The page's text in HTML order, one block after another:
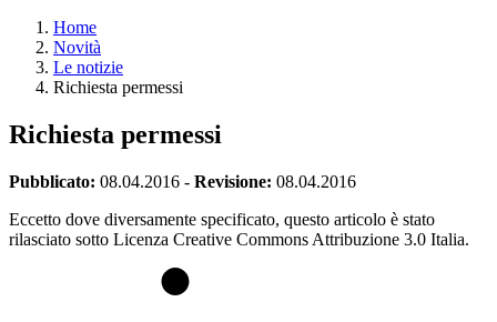
Home
Novità
Le notizie
Richiesta permessi
Richiesta permessi
Pubblicato: 08.04.2016 - Revisione: 08.04.2016
Eccetto dove diversamente specificato, questo articolo è stato
rilasciato sotto Licenza Creative Commons Attribuzione 3.0 Italia.